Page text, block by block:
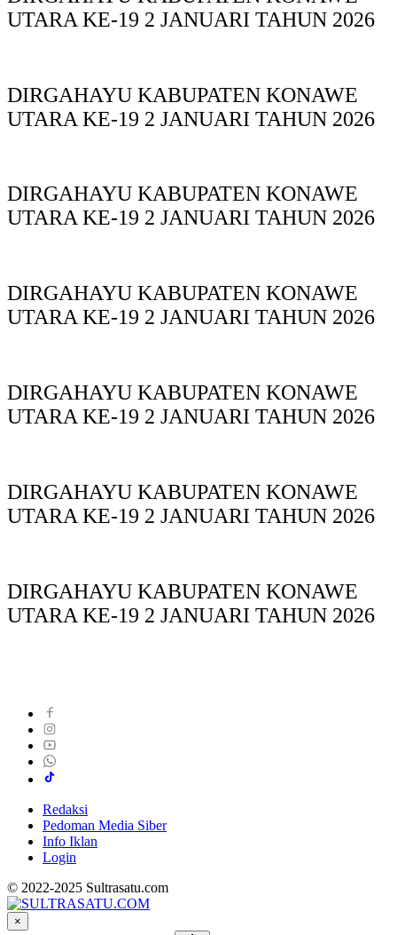
UTARA KE-19 2 JANUARI TAHUN 2026
DIRGAHAYU KABUPATEN KONAWE
UTARA KE-19 2 JANUARI TAHUN 2026
DIRGAHAYU KABUPATEN KONAWE
UTARA KE-19 2 JANUARI TAHUN 2026
DIRGAHAYU KABUPATEN KONAWE
UTARA KE-19 2 JANUARI TAHUN 2026
DIRGAHAYU KABUPATEN KONAWE
UTARA KE-19 2 JANUARI TAHUN 2026
DIRGAHAYU KABUPATEN KONAWE
UTARA KE-19 2 JANUARI TAHUN 2026
DIRGAHAYU KABUPATEN KONAWE
UTARA KE-19 2 JANUARI TAHUN 2026
Redaksi
Pedoman Media Siber
Info Iklan
Login
© 2022-2025 Sultrasatu.com
×